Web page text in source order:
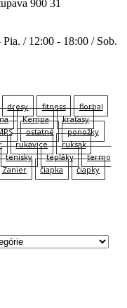
900 31
Pia. / 12:00 - 18:00 / Sob.
dresy fitness
florbal
Kempa
kraťasy
ostatné
ponožky
rukavice
ruksak
tenisky tepláky
termo
Zanier čiapka
čiapky